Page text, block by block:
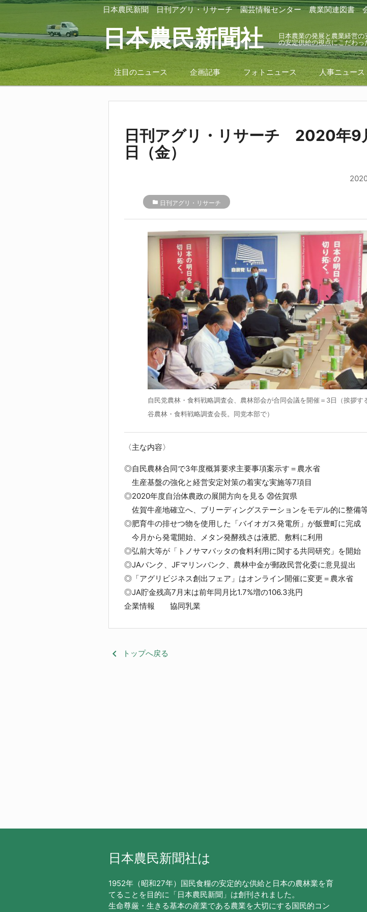
日本農民新聞 日刊アグリ・リサーチ 園芸情報センター 農業関連図書
日本農民新聞社
日本農業の発展と農業経営
の安定供給の視点にこだわっ
注目のニュース 企画記事 フォトニュース 人事ニュース
日刊アグリ・リサーチ 2020年9
日（金）
folder 日刊アグリ・リサーチ
自民党農林・食料戦略調査会、農林部会が合同会議を開催＝3日（挨拶す
谷農林・食料戦略調査会長。同党本部で）
〈主な内容〉
◎自民農林合同で3年度概算要求主要事項案示す＝農水省
生産基盤の強化と経営安定対策の着実な実施等7項目
◎2020年度自治体農政の展開方向を見る ⑳佐賀県
佐賀牛産地確立へ、ブリーディングステーションをモデル的に整備
◎肥育牛の排せつ物を使用した「バイオガス発電所」が飯豊町に完成
今月から発電開始、メタン発酵残さは液肥、敷料に利用
◎弘前大等が「トノサマバッタの食料利用に関する共同研究」を開始
◎JAバンク、JFマリンバンク、農林中金が郵政民営化委に意見提出
◎「アグリビジネス創出フェア」はオンライン開催に変更＝農水省
◎JA貯金残高7月末は前年同月比1.7%増の106.3兆円
企業情報 協同乳業
keyboard_arrow_left トップへ戻る
日本農民新聞社は
1952年（昭和27年）国民食糧の安定的な供給と日本の農林業を育
てることを目的に「日本農民新聞」は創刊されました。
生命尊厳・生きる基本の産業である農業を大切にする国民的コン